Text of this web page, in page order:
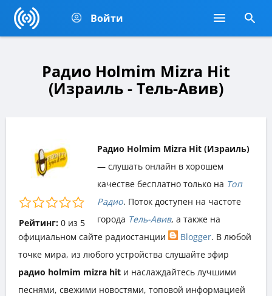
Войти
Радио Holmim Mizra Hit
(Израиль - Тель-Авив)
Рейтинг: 0из 5
Радио Holmim Mizra Hit (Израиль)
— слушать онлайн в хорошем
качестве бесплатно только на Топ
Радио. Поток доступен на частоте
города Тель-Авив, а также на
официальном сайте радиостанции
Blogger. В любой
точке мира, из любого устройства слушайте эфир
радио holmim mizra hit и наслаждайтесь лучшими
песнями, свежими новостями, топовой информацией